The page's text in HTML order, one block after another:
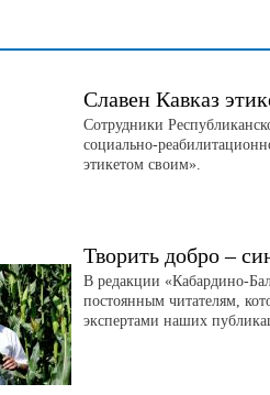
Славен Кавказ
Сотрудники
социально-
этикетом своим».
Творить добро –
В редакции «Кабардино-
постоянным читателям,
экспертами наших